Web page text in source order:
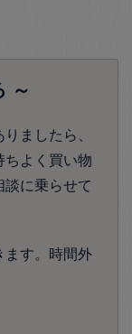
～
ましたら、
よく買い物
に乗らせて
ます。時間外